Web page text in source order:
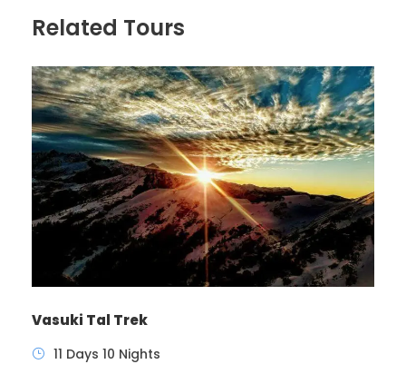
Related Tours
Vasuki Tal Trek
11 Days 10 Nights